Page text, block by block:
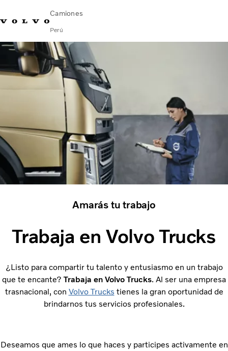
Camiones
Perú
Emergencia en ruta (VOLAR): 0800-53386
Soluciones de Servicio
¿Quiénes somos?
Contáctanos
Concesionarios
FINANCIAMIENTO
Amarás tu trabajo
Trabaja en Volvo Trucks
¿Listo para compartir tu talento y entusiasmo en un trabajo
que te encante? Trabaja en Volvo Trucks. Al ser una empresa
trasnacional, con Volvo Trucks tienes la gran oportunidad de
brindarnos tus servicios profesionales.
Deseamos que ames lo que haces y participes activamente en